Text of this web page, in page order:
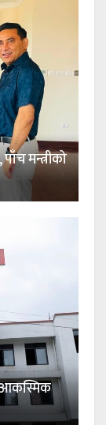
मन्त्रीको
आकस्मिक